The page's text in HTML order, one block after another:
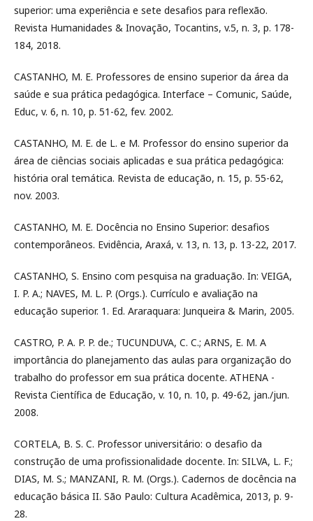
superior: uma experiência e sete desafios para reflexão.
Revista Humanidades & Inovação, Tocantins, v.5, n. 3, p. 178-
184, 2018.
CASTANHO, M. E. Professores de ensino superior da área da
saúde e sua prática pedagógica. Interface – Comunic, Saúde,
Educ, v. 6, n. 10, p. 51-62, fev. 2002.
CASTANHO, M. E. de L. e M. Professor do ensino superior da
área de ciências sociais aplicadas e sua prática pedagógica:
história oral temática. Revista de educação, n. 15, p. 55-62,
nov. 2003.
CASTANHO, M. E. Docência no Ensino Superior: desafios
contemporâneos. Evidência, Araxá, v. 13, n. 13, p. 13-22, 2017.
CASTANHO, S. Ensino com pesquisa na graduação. In: VEIGA,
I. P. A.; NAVES, M. L. P. (Orgs.). Currículo e avaliação na
educação superior. 1. Ed. Araraquara: Junqueira & Marin, 2005.
CASTRO, P. A. P. P. de.; TUCUNDUVA, C. C.; ARNS, E. M. A
importância do planejamento das aulas para organização do
trabalho do professor em sua prática docente. ATHENA -
Revista Científica de Educação, v. 10, n. 10, p. 49-62, jan./jun.
2008.
CORTELA, B. S. C. Professor universitário: o desafio da
construção de uma profissionalidade docente. In: SILVA, L. F.;
DIAS, M. S.; MANZANI, R. M. (Orgs.). Cadernos de docência na
educação básica II. São Paulo: Cultura Acadêmica, 2013, p. 9-
28.